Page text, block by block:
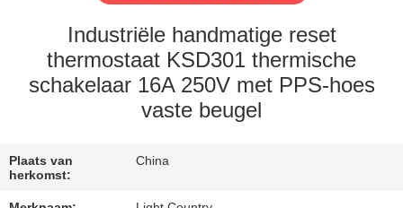
ONGEVEER
ONS
FABRIEKSREIS
KWALITEITSCONTROLE
Industriële handmatige reset
thermostaat KSD301 thermische
schakelaar 16A 250V met PPS-hoes
vaste beugel
Plaats van
herkomst:
China